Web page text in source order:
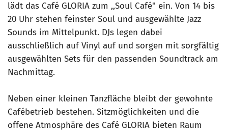
lädt das Café GLORIA zum ,,Soul Café" ein. Von 14 bis
20 Uhr stehen feinster Soul und ausgewählte Jazz
Sounds im Mittelpunkt. DJs legen dabei
ausschließlich auf Vinyl auf und sorgen mit sorgfältig
ausgewählten Sets für den passenden Soundtrack am
Nachmittag.
Neben einer kleinen Tanzfläche bleibt der gewohnte
Cafébetrieb bestehen. Sitzmöglichkeiten und die
offene Atmosphäre des Café GLORIA bieten Raum